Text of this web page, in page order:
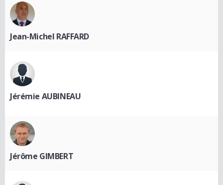
Jean-Michel RAFFARD
Jérémie AUBINEAU
Jérôme GIMBERT